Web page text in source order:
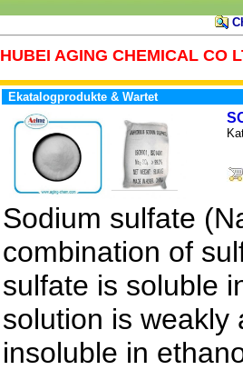
HUBEI AGING CHEMICAL CO
Ekatalogprodukte & Wartet
Sodium sulfate
combination of
sulfate is soluble
solution is weakly
insoluble in